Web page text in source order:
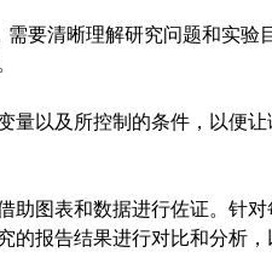
需要清晰理解研究问题和实
量以及所控制的条件，以便
助图表和数据进行佐证。针
的报告结果进行对比和分析，